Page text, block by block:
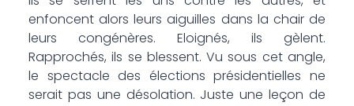
enfoncent alors leurs aiguilles dans la chair de
leurs congénères. Eloignés, ils gèlent.
Rapprochés, ils se blessent. Vu sous cet angle,
le spectacle des élections présidentielles ne
serait pas une désolation. Juste une leçon de